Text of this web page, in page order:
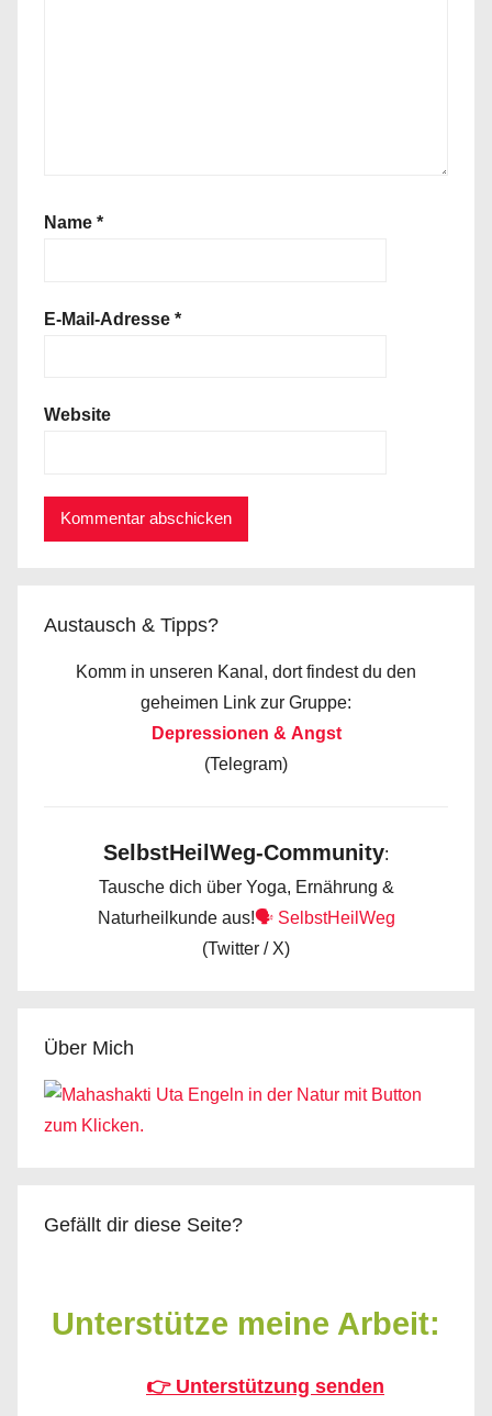
Name *
E-Mail-Adresse *
Website
Austausch & Tipps?
Komm in unseren Kanal, dort findest du den
geheimen Link zur Gruppe:
Depressionen & Angst
(Telegram)
SelbstHeilWeg-Community:
Tausche dich über Yoga, Ernährung &
Naturheilkunde aus!🗣️ SelbstHeilWeg
(Twitter / X)
Über Mich
Gefällt dir diese Seite?
Unterstütze meine Arbeit:
👉 Unterstützung senden